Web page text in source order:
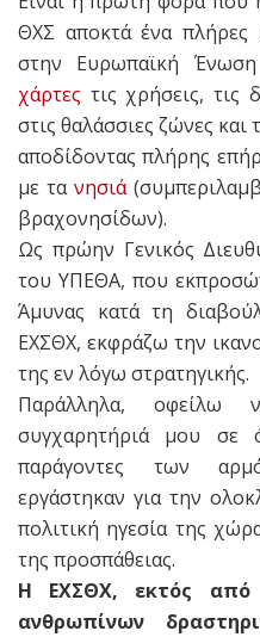
ΘΧΣ αποκτά ένα πλήρες
στην Ευρωπαϊκή
χάρτες τις χρήσεις, τις
στις θαλάσσιες ζώνες
αποδίδοντας πλήρης
με τα νησιά
βραχονησίδων).
Ως πρώην Γενικός
του ΥΠΕΘΑ, που
Άμυνας κατά τη
ΕΧΣΘΧ, εκφράζω την
της εν λόγω στρατηγικής.
Παράλληλα,
συγχαρητήριά μου σε
παράγοντες των
εργάστηκαν για την
πολιτική ηγεσία της
της προσπάθειας.
Η ΕΧΣΘΧ, εκτός από
ανθρωπίνων